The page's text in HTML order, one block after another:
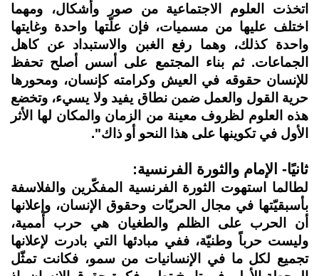
اتخذت العلوم الاجتماعية من صور وأشكال، ومهما
اختلف عليها من مسميات، فإن علّتها واحدة وغايتها
واحدة كذلك، وهما رفع الغبن والاستبداد عن كاهل
الجماعات. ثم بناء المجتمع على أسس أصلح تحفظ
للإنسان حقوقه في العيش وكرامته كإنسان، ومحورها
حرية القول والعمل ضمن نطاق يفيد ولا يسيء، وتخضع
هذه العلوم لظروف معينة من الزمان والمكان لها الأثر
الأول في تكوينها على هذا النحو أو ذاك".
ثانيًا- الإمام والثورة الفرنسية:
لطالما استهوت الثورة الفرنسية المفكّرين والفلاسفة
بأسبقيّتها في مجال الحريّات وحقوق الإنسان، وإعلانها
أن الحرب على الظلم والطغيان هي حرب أممية،
وليست حرباً وطنيّة، ففي مبادئها التي بادرت لإعلانها
تجميع لكل ما في الإنسانيات من سمو، فكانت تمثّل